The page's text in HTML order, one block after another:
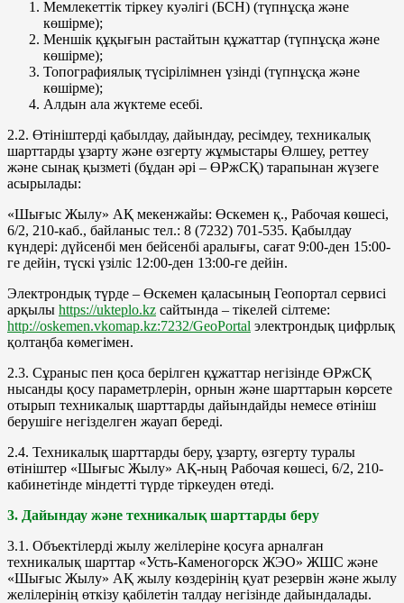
Мемлекеттік тіркеу куәлігі (БСН) (түпнұсқа және
көшірме);
Меншік құқығын растайтын құжаттар (түпнұсқа және
көшірме);
Топографиялық түсірілімнен үзінді (түпнұсқа және
көшірме);
Алдын ала жүктеме есебі.
2.2. Өтініштерді қабылдау, дайындау, ресімдеу, техникалық
шарттарды ұзарту және өзгерту жұмыстары Өлшеу, реттеу
және сынақ қызметі (бұдан әрі – ӨРжСҚ) тарапынан жүзеге
асырылады:
«Шығыс Жылу» АҚ мекенжайы: Өскемен қ., Рабочая көшесі,
6/2, 210-каб., байланыс тел.: 8 (7232) 701-535. Қабылдау
күндері: дүйсенбі мен бейсенбі аралығы, сағат 9:00-ден 15:00-
ге дейін, түскі үзіліс 12:00-ден 13:00-ге дейін.
Электрондық түрде – Өскемен қаласының Геопортал сервисі
арқылы https://ukteplo.kz сайтында – тікелей сілтеме:
http://oskemen.vkomap.kz:7232/GeoPortal электрондық цифрлық
қолтаңба көмегімен.
2.3. Сұраныс пен қоса берілген құжаттар негізінде ӨРжСҚ
нысанды қосу параметрлерін, орнын және шарттарын көрсете
отырып техникалық шарттарды дайындайды немесе өтініш
берушіге негізделген жауап береді.
2.4. Техникалық шарттарды беру, ұзарту, өзгерту туралы
өтініштер «Шығыс Жылу» АҚ-ның Рабочая көшесі, 6/2, 210-
кабинетінде міндетті түрде тіркеуден өтеді.
3. Дайындау және техникалық шарттарды беру
3.1. Объектілерді жылу желілеріне қосуға арналған
техникалық шарттар «Усть-Каменогорск ЖЭО» ЖШС және
«Шығыс Жылу» АҚ жылу көздерінің қуат резервін және жылу
желілерінің өткізу қабілетін талдау негізінде дайындалады.